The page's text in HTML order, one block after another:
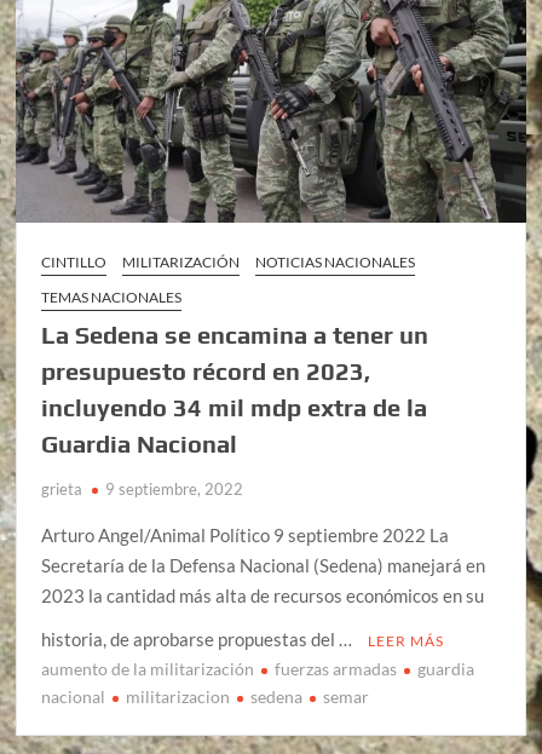
CINTILLO MILITARIZACIÓN
NOTICIAS NACIONALES
TEMAS NACIONALES
La Sedena se encamina a tener un
presupuesto récord en 2023,
incluyendo 34 mil mdp extra de la
Guardia Nacional
grieta 9 septiembre, 2022
Arturo Angel/Animal Político 9 septiembre 2022 La
Secretaría de la Defensa Nacional (Sedena) manejará en
2023 la cantidad más alta de recursos económicos en su
historia, de aprobarse propuestas del …
LEER MÁS
aumento de la militarización fuerzas armadas
guardia
nacional
militarizacion sedena semar